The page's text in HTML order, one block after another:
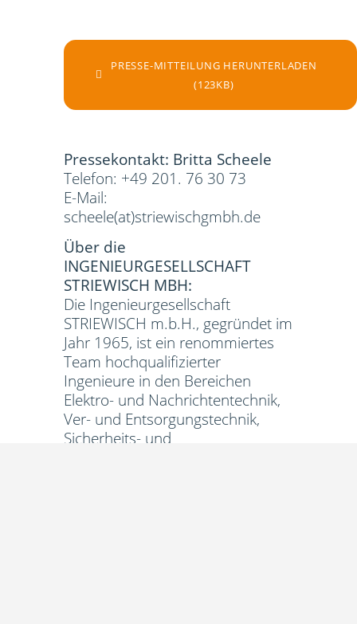
PRESSE-MITTEILUNG HERUNTERLADEN
(123KB)
Pressekontakt: Britta Scheele
Telefon: +49 201. 76 30 73
E-Mail:
scheele(at)striewischgmbh.de
Über die
INGENIEURGESELLSCHAFT
STRIEWISCH MBH:
Die Ingenieurgesellschaft
STRIEWISCH m.b.H., gegründet im
Jahr 1965, ist ein renommiertes
Team hochqualifizierter
Ingenieure in den Bereichen
Elektro- und Nachrichtentechnik,
Ver- und Entsorgungstechnik,
Sicherheits- und